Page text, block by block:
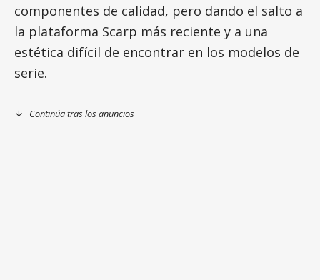
componentes de calidad, pero dando el salto a
la plataforma Scarp más reciente y a una
estética difícil de encontrar en los modelos de
serie.
Continúa tras los anuncios